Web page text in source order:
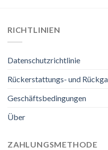
RICHTLINIEN
Datenschutzrichtlinie
Rückerstattungs- und
Geschäftsbedingungen
Über
ZAHLUNGSMETHODE